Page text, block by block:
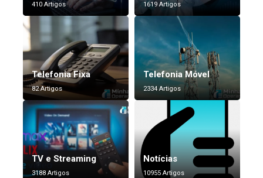
410 Artigos 1619 Artigos
Telefonia Fixa
82 Artigos
Telefonia Móvel
2334 Artigos
TV e Streaming
3188 Artigos
Notícias
10955 Artigos